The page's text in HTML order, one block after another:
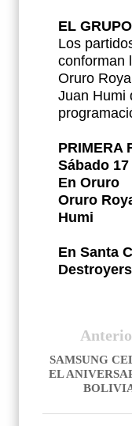
EL
Los
conforman
Oruro
Juan Humi
PRIMERA
Sábado
En Oruro
Oruro
Humi
En Santa
SAMSUNG
EL